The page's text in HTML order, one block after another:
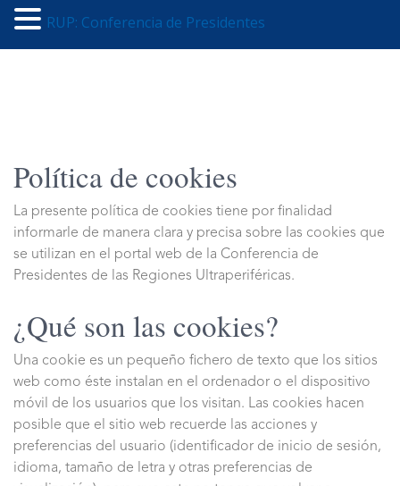
Política de cookies
La presente política de cookies tiene por finalidad
informarle de manera clara y precisa sobre las cookies que
se utilizan en el portal web de la Conferencia de
Presidentes de las Regiones Ultraperiféricas.
¿Qué son las cookies?
Una cookie es un pequeño fichero de texto que los sitios
web como éste instalan en el ordenador o el dispositivo
móvil de los usuarios que los visitan. Las cookies hacen
posible que el sitio web recuerde las acciones y
preferencias del usuario (identificador de inicio de sesión,
idioma, tamaño de letra y otras preferencias de
RUP: Conferencia de Presidentes